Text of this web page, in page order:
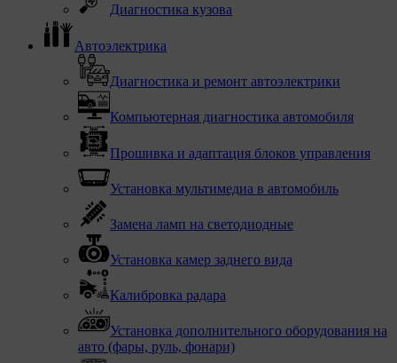
Диагностика кузова
Автоэлектрика
Диагностика и ремонт автоэлектрики
Компьютерная диагностика автомобиля
Прошивка и адаптация блоков управления
Установка мультимедиа в автомобиль
Замена ламп на светодиодные
Установка камер заднего вида
Калибровка радара
Установка дополнительного оборудования на
авто (фары, руль, фонари)